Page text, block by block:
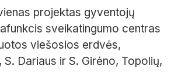
projektas gyventojų
sveikatingumo centras
viešosios erdvės,
Dariaus ir S. Girėno, Topolių,